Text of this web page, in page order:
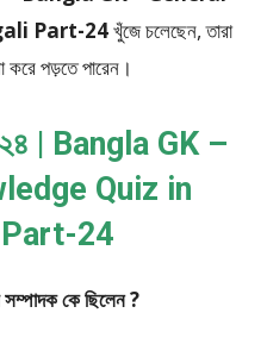
Part-24খুঁজে চলেছেন, তারা
পড়তে পারেন।
২৪ | Bangla GK –
Quiz in
24
সম্পাদক কে ছিলেন ?